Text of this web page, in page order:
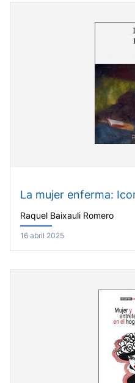
La mujer enferma:
Raquel Baixauli Romero
16 abril 2025